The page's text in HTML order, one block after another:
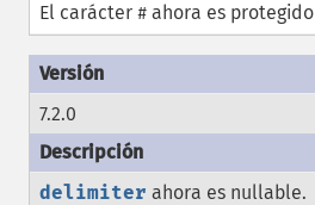
El carácter # ahora es protegido
7.2.0
delimiter ahora es nullable.